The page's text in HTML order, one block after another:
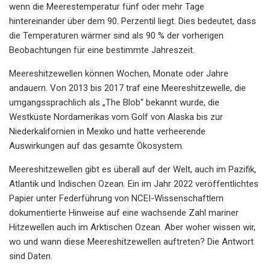
wenn die Meerestemperatur fünf oder mehr Tage
hintereinander über dem 90. Perzentil liegt. Dies bedeutet, dass
die Temperaturen wärmer sind als 90 % der vorherigen
Beobachtungen für eine bestimmte Jahreszeit.
Meereshitzewellen können Wochen, Monate oder Jahre
andauern. Von 2013 bis 2017 traf eine Meereshitzewelle, die
umgangssprachlich als „The Blob“ bekannt wurde, die
Westküste Nordamerikas vom Golf von Alaska bis zur
Niederkalifornien in Mexiko und hatte verheerende
Auswirkungen auf das gesamte Ökosystem.
Meereshitzewellen gibt es überall auf der Welt, auch im Pazifik,
Atlantik und Indischen Ozean. Ein im Jahr 2022 veröffentlichtes
Papier unter Federführung von NCEI-Wissenschaftlern
dokumentierte Hinweise auf eine wachsende Zahl mariner
Hitzewellen auch im Arktischen Ozean. Aber woher wissen wir,
wo und wann diese Meereshitzewellen auftreten? Die Antwort
sind Daten.